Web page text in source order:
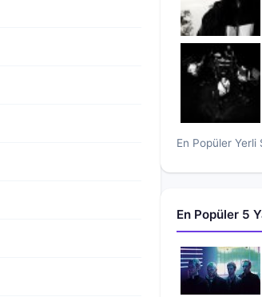
En Popüler Yerli
En Popüler 5